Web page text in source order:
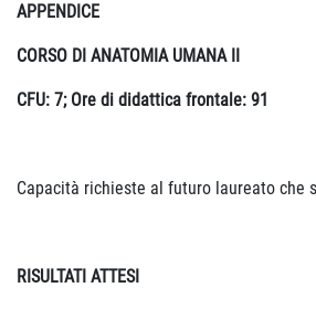
APPENDICE
CORSO DI ANATOMIA UMANA II
CFU: 7; Ore di didattica frontale: 91
Capacità richieste al futuro laureato che
RISULTATI ATTESI